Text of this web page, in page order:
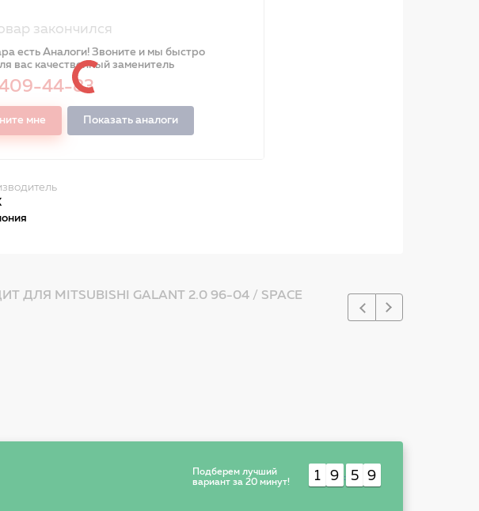
закончился
есть Аналоги! Звоните и мы быстро
вас качественный заменитель
409-44-83
мне Показать аналоги
MITSUBISHI GALANT 2.0 96-04 / SPACE
Подберем лучший
вариант за 20 минут!
1 9 : 5 9